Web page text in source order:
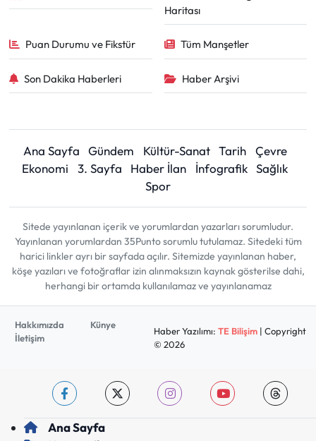
Haritası
Puan Durumu ve Fikstür Tüm Manşetler
Son Dakika Haberleri Haber Arşivi
Ana Sayfa Gündem Kültür-Sanat Tarih
Çevre
Ekonomi
3. Sayfa Haber İlan İnfografik Sağlık
Spor
Sitede yayınlanan içerik ve yorumlardan yazarları sorumludur.
Yayınlanan yorumlardan 35Punto sorumlu tutulamaz. Sitedeki tüm
harici linkler ayrı bir sayfada açılır. Sitemizde yayınlanan haber,
köşe yazıları ve fotoğraflar izin alınmaksızın kaynak gösterilse dahi,
herhangi bir ortamda kullanılamaz ve yayınlanamaz
Hakkımızda
Künye
İletişim
Haber Yazılımı: TE Bilişim| Copyright
© 2026
Ana Sayfa